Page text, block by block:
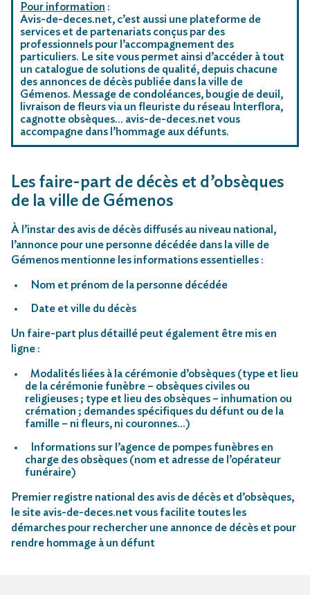
Pour information :
Avis-de-deces.net, c’est aussi une plateforme de
services et de partenariats conçus par des
professionnels pour l’accompagnement des
particuliers. Le site vous permet ainsi d’accéder à tout
un catalogue de solutions de qualité, depuis chacune
des annonces de décès publiée dans la ville de
Gémenos. Message de condoléances, bougie de deuil,
livraison de fleurs via un fleuriste du réseau Interflora,
cagnotte obsèques… avis-de-deces.net vous
accompagne dans l’hommage aux défunts.
Les faire-part de décès et d’obsèques
de la ville de Gémenos
À l’instar des avis de décès diffusés au niveau national,
l’annonce pour une personne décédée dans la ville de
Gémenos mentionne les informations essentielles :
Nom et prénom de la personne décédée
Date et ville du décès
Un faire-part plus détaillé peut également être mis en
ligne :
Modalités liées à la cérémonie d’obsèques (type et lieu
de la cérémonie funèbre – obsèques civiles ou
religieuses ; type et lieu des obsèques – inhumation ou
crémation ; demandes spécifiques du défunt ou de la
famille – ni fleurs, ni couronnes…)
Informations sur l’agence de pompes funèbres en
charge des obsèques (nom et adresse de l’opérateur
funéraire)
Premier registre national des avis de décès et d’obsèques,
le site avis-de-deces.net vous facilite toutes les
démarches pour rechercher une annonce de décès et pour
rendre hommage à un défunt